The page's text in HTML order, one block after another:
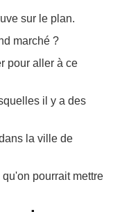
sur le plan.
marché ?
pour aller à ce
il y a des
la ville de
pourrait mettre